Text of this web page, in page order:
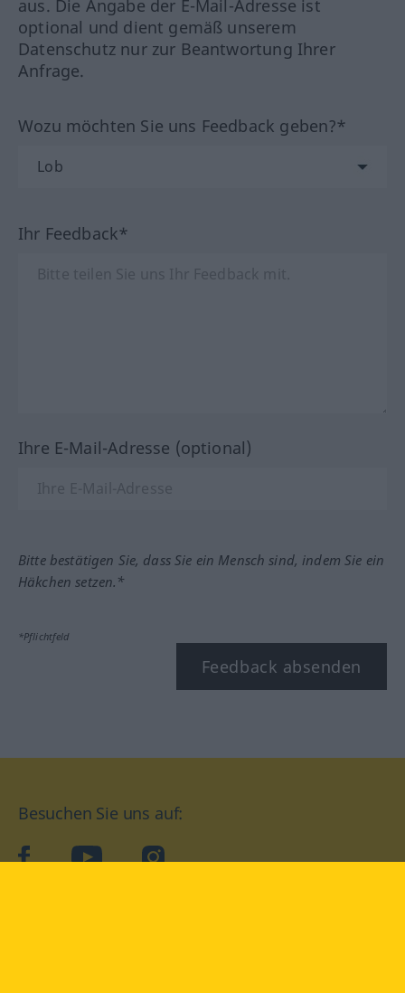
aus. Die Angabe der E-Mail-Adresse ist
optional und dient gemäß unserem
Datenschutz nur zur Beantwortung Ihrer
Anfrage.
Wozu möchten Sie uns Feedback geben?*
Ihr Feedback*
Ihre E-Mail-Adresse (optional)
Bitte bestätigen Sie, dass Sie ein Mensch sind, indem Sie ein
Häkchen setzen.*
*Pflichtfeld
Feedback absenden
Besuchen Sie uns auf:
facebookYouTube Instagram